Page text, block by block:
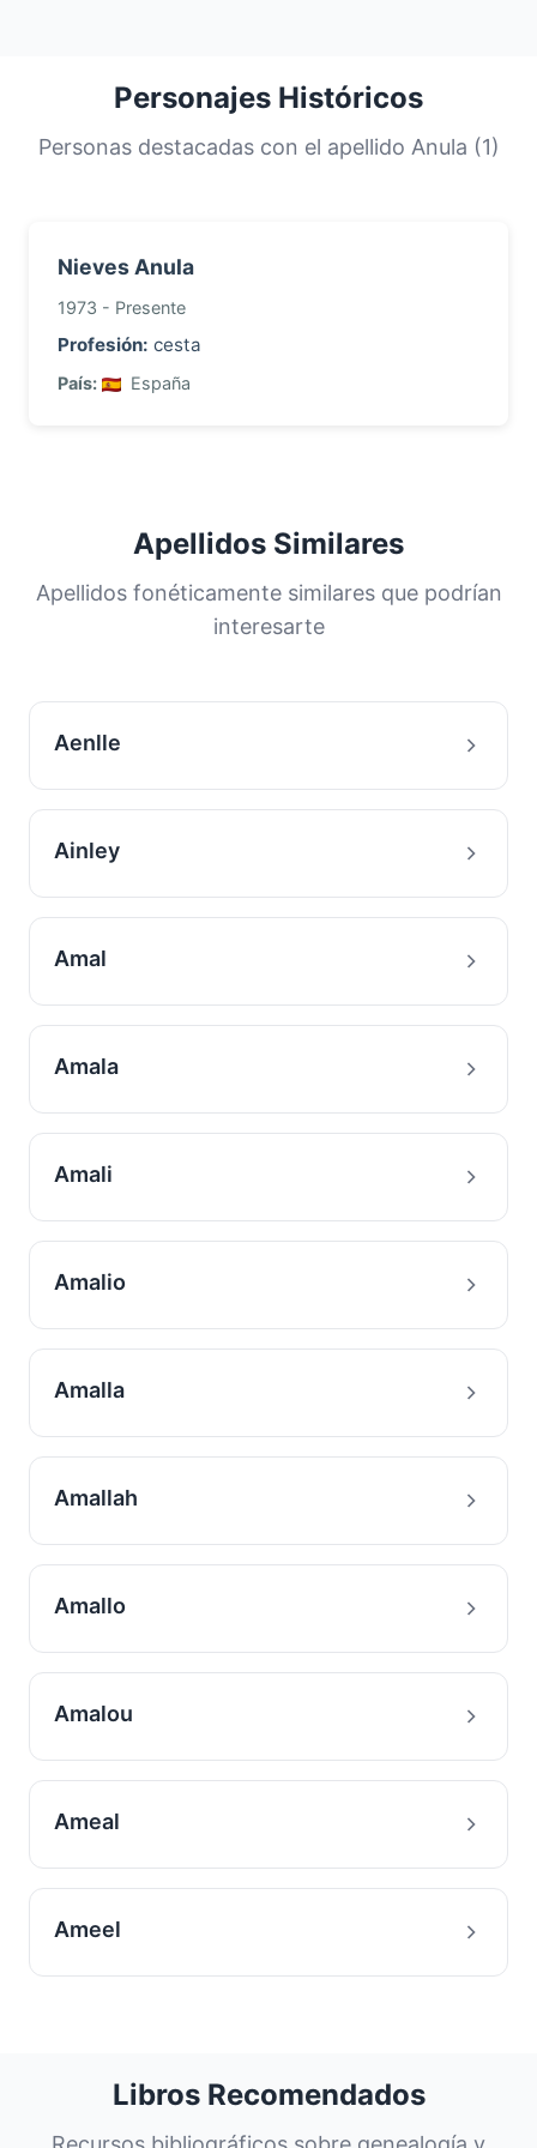
una gran proporción de la población. Esta
distribución nos ayuda a comprender los
orígenes y la historia migratoria de las familias
Personajes Históricos
Personas destacadas con el apellido Anula (1)
Nieves Anula
1973 - Presente
Profesión: cesta
País: España
Apellidos Similares
Apellidos fonéticamente similares que podrían
interesarte
Aenlle
Ainley
Amal
Amala
Amali
Amalio
Amalla
Amallah
Amallo
Amalou
Ameal
Ameel
Libros Recomendados